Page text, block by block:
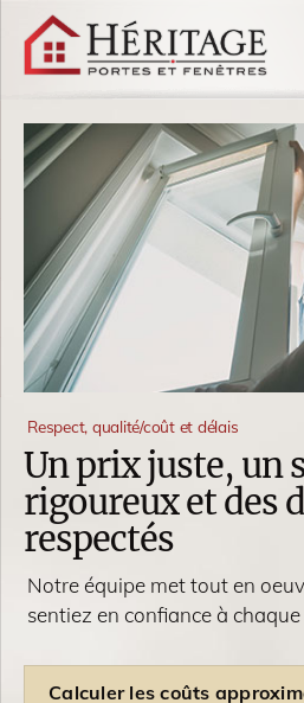
Aller
à
la
navigation
Aller
au
contenu
Respect, qualité/coût et délais
Un prix juste, un
rigoureux et des
respectés
Notre équipe met tout en
sentiez en confiance à
Calculer les coûts